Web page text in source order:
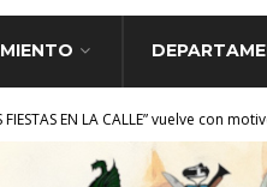
FIESTAS EN LA CALLE” vuelve con